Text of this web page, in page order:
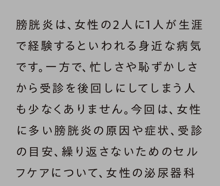
膀胱炎は、女性の2人に1人が生涯
で経験するといわれる身近な病気
です。一方で、忙しさや恥ずかしさ
から受診を後回しにしてしまう人
も少なくありません。今回は、女性
に多い膀胱炎の原因や症状、受診
の目安、繰り返さないためのセル
フケアについて、女性の泌尿器科